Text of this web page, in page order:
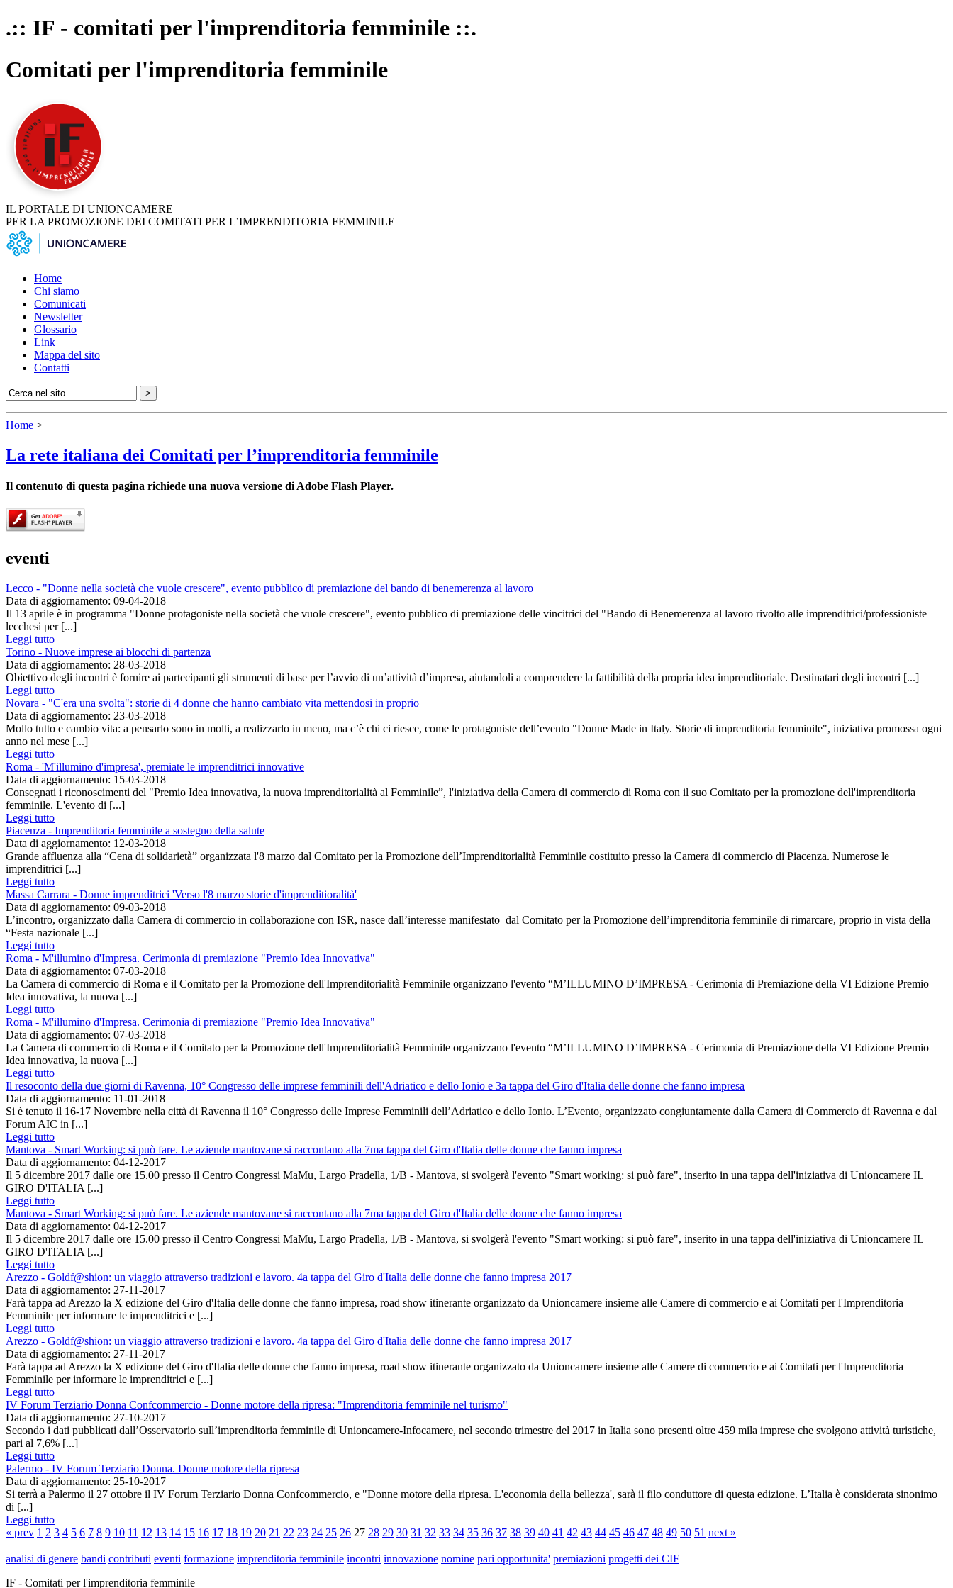
.:: IF - comitati per l'imprenditoria femminile ::.
Comitati per l'imprenditoria femminile
IL PORTALE DI UNIONCAMERE
PER LA PROMOZIONE DEI COMITATI PER L’IMPRENDITORIA FEMMINILE
Home
Chi siamo
Comunicati
Newsletter
Glossario
Link
Mappa del sito
Contatti
Home >
La rete italiana dei Comitati per l’imprenditoria femminile
Il contenuto di questa pagina richiede una nuova versione di Adobe Flash Player.
eventi
Lecco - "Donne nella società che vuole crescere", evento pubblico di premiazione del bando di benemerenza al lavoro
Data di aggiornamento: 09-04-2018
Il 13 aprile è in programma "Donne protagoniste nella società che vuole crescere", evento pubblico di premiazione delle vincitrici del "Bando di Benemerenza al lavoro rivolto alle imprenditrici/professioniste
lecchesi per [...]
Leggi tutto
Torino - Nuove imprese ai blocchi di partenza
Data di aggiornamento: 28-03-2018
Obiettivo degli incontri è fornire ai partecipanti gli strumenti di base per l’avvio di un’attività d’impresa, aiutandoli a comprendere la fattibilità della propria idea imprenditoriale. Destinatari degli incontri [...]
Leggi tutto
Novara - "C'era una svolta": storie di 4 donne che hanno cambiato vita mettendosi in proprio
Data di aggiornamento: 23-03-2018
Mollo tutto e cambio vita: a pensarlo sono in molti, a realizzarlo in meno, ma c’è chi ci riesce, come le protagoniste dell’evento "Donne Made in Italy. Storie di imprenditoria femminile", iniziativa promossa ogni
anno nel mese [...]
Leggi tutto
Roma - 'M'illumino d'impresa', premiate le imprenditrici innovative
Data di aggiornamento: 15-03-2018
Consegnati i riconoscimenti del "Premio Idea innovativa, la nuova imprenditorialità al Femminile”, l'iniziativa della Camera di commercio di Roma con il suo Comitato per la promozione dell'imprenditoria
femminile. L'evento di [...]
Leggi tutto
Piacenza - Imprenditoria femminile a sostegno della salute
Data di aggiornamento: 12-03-2018
Grande affluenza alla “Cena di solidarietà” organizzata l'8 marzo dal Comitato per la Promozione dell’Imprenditorialità Femminile costituito presso la Camera di commercio di Piacenza. Numerose le
imprenditrici [...]
Leggi tutto
Massa Carrara - Donne imprenditrici 'Verso l'8 marzo storie d'imprenditioralità'
Data di aggiornamento: 09-03-2018
L’incontro, organizzato dalla Camera di commercio in collaborazione con ISR, nasce dall’interesse manifestato dal Comitato per la Promozione dell’imprenditoria femminile di rimarcare, proprio in vista della
“Festa nazionale [...]
Leggi tutto
Roma - M'illumino d'Impresa. Cerimonia di premiazione "Premio Idea Innovativa"
Data di aggiornamento: 07-03-2018
La Camera di commercio di Roma e il Comitato per la Promozione dell'Imprenditorialità Femminile organizzano l'evento “M’ILLUMINO D’IMPRESA - Cerimonia di Premiazione della VI Edizione Premio
Idea innovativa, la nuova [...]
Leggi tutto
Roma - M'illumino d'Impresa. Cerimonia di premiazione "Premio Idea Innovativa"
Data di aggiornamento: 07-03-2018
La Camera di commercio di Roma e il Comitato per la Promozione dell'Imprenditorialità Femminile organizzano l'evento “M’ILLUMINO D’IMPRESA - Cerimonia di Premiazione della VI Edizione Premio
Idea innovativa, la nuova [...]
Leggi tutto
Il resoconto della due giorni di Ravenna, 10° Congresso delle imprese femminili dell'Adriatico e dello Ionio e 3a tappa del Giro d'Italia delle donne che fanno impresa
Data di aggiornamento: 11-01-2018
Si è tenuto il 16-17 Novembre nella città di Ravenna il 10° Congresso delle Imprese Femminili dell’Adriatico e dello Ionio. L’Evento, organizzato congiuntamente dalla Camera di Commercio di Ravenna e dal
Forum AIC in [...]
Leggi tutto
Mantova - Smart Working: si può fare. Le aziende mantovane si raccontano alla 7ma tappa del Giro d'Italia delle donne che fanno impresa
Data di aggiornamento: 04-12-2017
Il 5 dicembre 2017 dalle ore 15.00 presso il Centro Congressi MaMu, Largo Pradella, 1/B - Mantova, si svolgerà l'evento "Smart working: si può fare", inserito in una tappa dell'iniziativa di Unioncamere IL
GIRO D'ITALIA [...]
Leggi tutto
Mantova - Smart Working: si può fare. Le aziende mantovane si raccontano alla 7ma tappa del Giro d'Italia delle donne che fanno impresa
Data di aggiornamento: 04-12-2017
Il 5 dicembre 2017 dalle ore 15.00 presso il Centro Congressi MaMu, Largo Pradella, 1/B - Mantova, si svolgerà l'evento "Smart working: si può fare", inserito in una tappa dell'iniziativa di Unioncamere IL
GIRO D'ITALIA [...]
Leggi tutto
Arezzo - Goldf@shion: un viaggio attraverso tradizioni e lavoro. 4a tappa del Giro d'Italia delle donne che fanno impresa 2017
Data di aggiornamento: 27-11-2017
Farà tappa ad Arezzo la X edizione del Giro d'Italia delle donne che fanno impresa, road show itinerante organizzato da Unioncamere insieme alle Camere di commercio e ai Comitati per l'Imprenditoria
Femminile per informare le imprenditrici e [...]
Leggi tutto
Arezzo - Goldf@shion: un viaggio attraverso tradizioni e lavoro. 4a tappa del Giro d'Italia delle donne che fanno impresa 2017
Data di aggiornamento: 27-11-2017
Farà tappa ad Arezzo la X edizione del Giro d'Italia delle donne che fanno impresa, road show itinerante organizzato da Unioncamere insieme alle Camere di commercio e ai Comitati per l'Imprenditoria
Femminile per informare le imprenditrici e [...]
Leggi tutto
IV Forum Terziario Donna Confcommercio - Donne motore della ripresa: "Imprenditoria femminile nel turismo"
Data di aggiornamento: 27-10-2017
Secondo i dati pubblicati dall’Osservatorio sull’imprenditoria femminile di Unioncamere-Infocamere, nel secondo trimestre del 2017 in Italia sono presenti oltre 459 mila imprese che svolgono attività turistiche,
pari al 7,6% [...]
Leggi tutto
Palermo - IV Forum Terziario Donna. Donne motore della ripresa
Data di aggiornamento: 25-10-2017
Si terrà a Palermo il 27 ottobre il IV Forum Terziario Donna Confcommercio, e "Donne motore della ripresa. L'economia della bellezza', sarà il filo conduttore di questa edizione. L’Italia è considerata sinonimo
di [...]
Leggi tutto
« prev 1 2 3 4 5 6 7 8 9 10 11 12 13 14 15 16 17 18 19 20 21 22 23 24 25 26 27 28 29 30 31 32 33 34 35 36 37 38 39 40 41 42 43 44 45 46 47 48 49 50 51 next »
analisi di genere bandi contributi eventi formazione imprenditoria femminile incontri innovazione nomine pari opportunita' premiazioni progetti dei CIF
IF - Comitati per l'imprenditoria femminile